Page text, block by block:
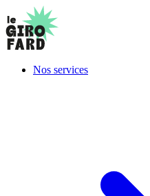
Nos services